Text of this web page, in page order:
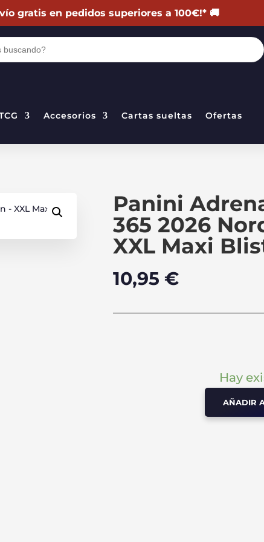
gratis en pedidos superiores a 100€!* 🚚
Accesorios Cartas sueltas Ofertas
Panini
365 2026
XXL Maxi
10,95 €
Hay
AÑADIR